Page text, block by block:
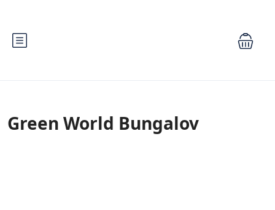
Green World Bungalov